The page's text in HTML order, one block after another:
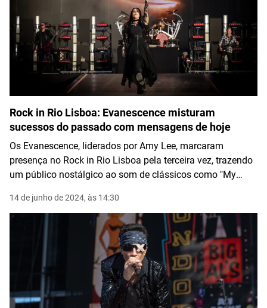
Rock in Rio Lisboa: Evanescence misturam
sucessos do passado com mensagens de hoje
Os Evanescence, liderados por Amy Lee, marcaram
presença no Rock in Rio Lisboa pela terceira vez, trazendo
um público nostálgico ao som de clássicos como "My
grande energia, mas a participação do público não refletiu
as 80 mil pessoas presentes. A banda continua a impactar
com músicas que atravessam gerações, mesmo 20 anos
após o lançamento do álbum "Fallen".
14 de junho de 2024, às 14:30